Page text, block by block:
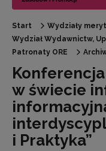
Start
Wydziały
Wydział Wydawnictw,
Patronaty ORE
w świecie
i Praktyka”